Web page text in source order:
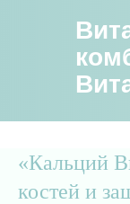
«Кальций
костей и